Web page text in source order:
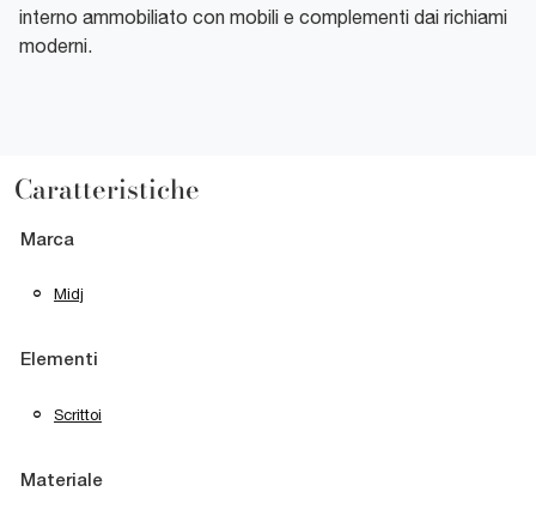
interno ammobiliato con mobili e complementi dai richiami
moderni.
Caratteristiche
Marca
Midj
Elementi
Scrittoi
Materiale